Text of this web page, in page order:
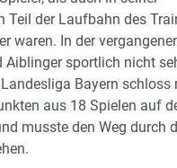
Teil der Laufbahn des
waren. In der
Aiblinger sportlich nicht
Landesliga Bayern
aus 18 Spielen auf
musste den Weg durch